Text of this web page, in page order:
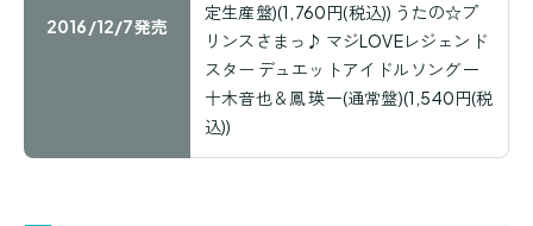
2016/12/7発売
定生産盤)(1,760円(税込)) うたの☆プ
リンスさまっ♪ マジLOVEレジェンド
スター デュエットアイドルソング 一
十木音也＆鳳 瑛一(通常盤)(1,540円(税
込))